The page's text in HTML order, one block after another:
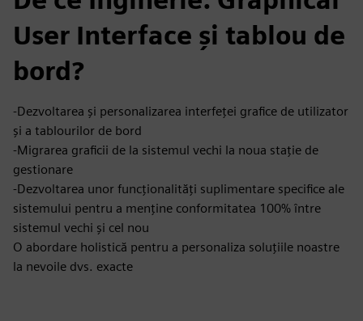
User Interface și tablou de
bord?
-Dezvoltarea și personalizarea interfeței grafice de utilizator
și a tablourilor de bord
-Migrarea graficii de la sistemul vechi la noua stație de
gestionare
-Dezvoltarea unor funcționalități suplimentare specifice ale
sistemului pentru a menține conformitatea 100% între
sistemul vechi și cel nou
O abordare holistică pentru a personaliza soluțiile noastre
la nevoile dvs. exacte